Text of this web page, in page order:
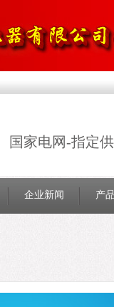
国家电网-指定
企业新闻 产